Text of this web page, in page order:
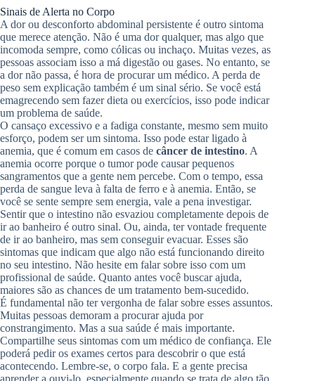
Sinais de Alerta no Corpo
A dor ou desconforto abdominal persistente é outro sintoma
que merece atenção. Não é uma dor qualquer, mas algo que
incomoda sempre, como cólicas ou inchaço. Muitas vezes, as
pessoas associam isso a má digestão ou gases. No entanto, se
a dor não passa, é hora de procurar um médico. A perda de
peso sem explicação também é um sinal sério. Se você está
emagrecendo sem fazer dieta ou exercícios, isso pode indicar
um problema de saúde.
O cansaço excessivo e a fadiga constante, mesmo sem muito
esforço, podem ser um sintoma. Isso pode estar ligado à
anemia, que é comum em casos de câncer de intestino. A
anemia ocorre porque o tumor pode causar pequenos
sangramentos que a gente nem percebe. Com o tempo, essa
perda de sangue leva à falta de ferro e à anemia. Então, se
você se sente sempre sem energia, vale a pena investigar.
Sentir que o intestino não esvaziou completamente depois de
ir ao banheiro é outro sinal. Ou, ainda, ter vontade frequente
de ir ao banheiro, mas sem conseguir evacuar. Esses são
sintomas que indicam que algo não está funcionando direito
no seu intestino. Não hesite em falar sobre isso com um
profissional de saúde. Quanto antes você buscar ajuda,
maiores são as chances de um tratamento bem-sucedido.
É fundamental não ter vergonha de falar sobre esses assuntos.
Muitas pessoas demoram a procurar ajuda por
constrangimento. Mas a sua saúde é mais importante.
Compartilhe seus sintomas com um médico de confiança. Ele
poderá pedir os exames certos para descobrir o que está
acontecendo. Lembre-se, o corpo fala. E a gente precisa
aprender a ouvi-lo, especialmente quando se trata de algo tão